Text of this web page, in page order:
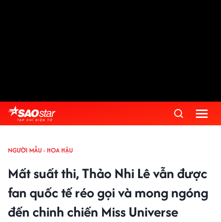
NGƯỜI MẪU - HOA HẬU
Mất suất thi, Thảo Nhi Lê vẫn được
fan quốc tế réo gọi và mong ngóng
đến chinh chiến Miss Universe